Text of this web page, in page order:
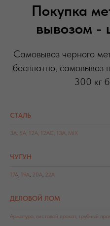
Покупка
вывозом -
Самовывоз черного
бесплатно, самовывоз
300 кг
СТАЛЬ
3А, 5А, 12А, 12АС, 13А, MIX
ЧУГУН
17А, 19А, 20А, 22А
ДЕЛОВОЙ ЛОМ
Арматура, листовой прокат, трубный